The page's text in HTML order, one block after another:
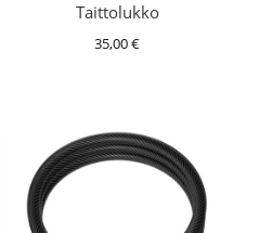
Taittolukko
35,00€